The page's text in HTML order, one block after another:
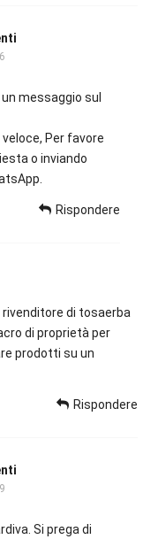
messaggio sul
Per favore
o inviando
Rispondere
di tosaerba
di proprietà per
prodotti su un
Rispondere
Si prega di